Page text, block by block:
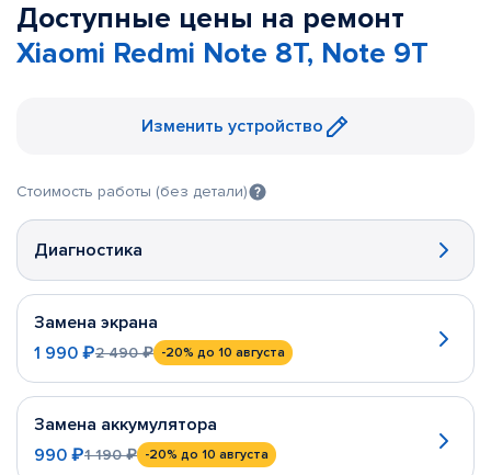
Доступные цены на ремонт
Xiaomi Redmi Note 8T, Note 9T
Изменить устройство
Стоимость работы (без детали)
Диагностика
Замена экрана
1 990 ₽2 490 ₽ -20% до 10 августа
Замена аккумулятора
990 ₽1 190 ₽ -20% до 10 августа